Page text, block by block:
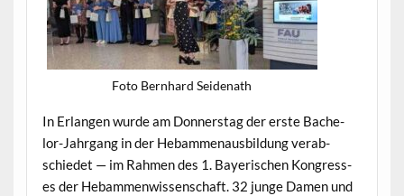
Foto Bern­hard Seidenath
In Erlan­gen wurde am Don­ner­stag der erste Bach­e­
lor-Jahrgang in der Hebam­me­naus­bil­dung ver­ab­
schiedet — im Rah­men des 1. Bay­erischen Kon­gress­
es der Hebam­men­wis­senschaft. 32 junge Damen und